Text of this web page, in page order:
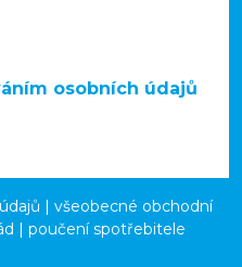
osobních údajů
| všeobecné obchodní
| poučení spotřebitele